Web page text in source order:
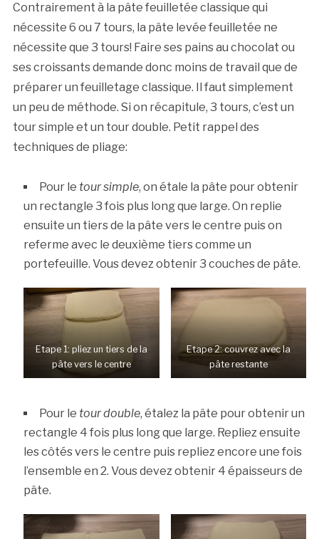
Contrairement à la pâte feuilletée classique qui
nécessite 6 ou 7 tours, la pâte levée feuilletée ne
nécessite que 3 tours! Faire ses pains au chocolat ou
ses croissants demande donc moins de travail que de
préparer un feuilletage classique. Il faut simplement
un peu de méthode. Si on récapitule, 3 tours, c’est un
tour simple et un tour double. Petit rappel des
techniques de pliage:
Pour le tour simple, on étale la pâte pour obtenir
un rectangle 3 fois plus long que large. On replie
ensuite un tiers de la pâte vers le centre puis on
referme avec le deuxième tiers comme un
portefeuille. Vous devez obtenir 3 couches de pâte.
Etape 1: pliez un tiers de la
pâte vers le centre
Etape 2: couvrez avec la
pâte restante
Pour le tour double, étalez la pâte pour obtenir un
rectangle 4 fois plus long que large. Repliez ensuite
les côtés vers le centre puis repliez encore une fois
l’ensemble en 2. Vous devez obtenir 4 épaisseurs de
pâte.